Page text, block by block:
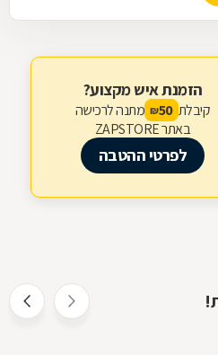
הזמנת איש מקצוע?
קיבלת 50
₪ מתנה לרכישה
באתר ZAPSTORE
לפרטי ההטבה